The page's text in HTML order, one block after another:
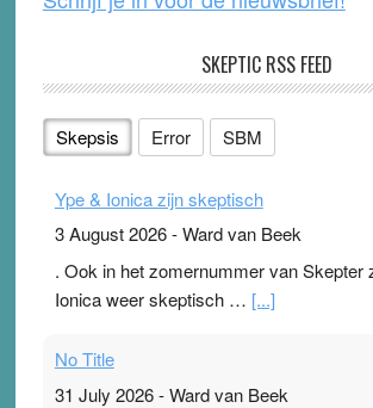
SKEPTIC RSS FEED
Skepsis Error SBM
Ype & Ionica zijn skeptisch
3 August 2026-Ward van Beek
. Ook in het zomernummer van Skepter
Ionica weer skeptisch … [...]
No Title
31 July 2026-Ward van Beek